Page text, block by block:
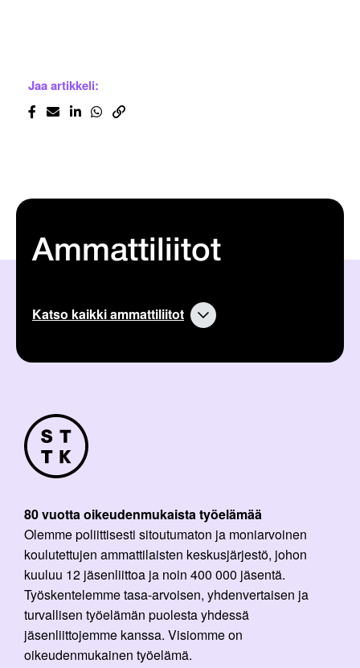
Jaa artikkeli:
Ammattiliitot
Katso kaikki ammattiliitot
80 vuotta oikeudenmukaista työelämää
Olemme poliittisesti sitoutumaton ja moniarvoinen
koulutettujen ammattilaisten keskusjärjestö, johon
kuuluu 12 jäsenliittoa ja noin 400 000 jäsentä.
Työskentelemme tasa-arvoisen, yhdenvertaisen ja
turvallisen työelämän puolesta yhdessä
jäsenliittojemme kanssa. Visiomme on
oikeudenmukainen työelämä.